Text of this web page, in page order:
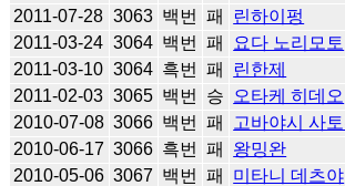
2011-07-28 3063 백번 패 린하이펑
2011-03-24 3064 백번 패 요다 노리모토
2011-03-10 3064 흑번 패 린한제
2011-02-03 3065 백번 승 오타케 히데오
2010-07-08 3066 백번 패 고바야시 사
2010-06-17 3066 흑번 패 왕밍완
2010-05-06 3067 백번 패 미타니 데츠야